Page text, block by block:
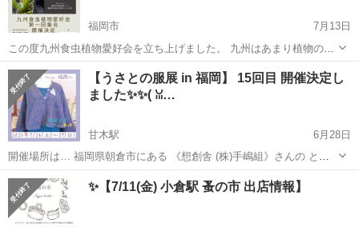
福岡市
7月13日
この度九州食虫植物愛好会を立ち上げました。 九州はあまり植物のイ
ベントがないのでこの機会に盛り上げていきたいと考えています。 第
一回集会を開催しますのでご案内を掲載します。 会員を対象とした集
会ですので、興味のある方はぜひ連...
福岡 福岡市 展示会 九州
【うさとの服展 in 福岡】 15回目 開催決定し
ました✨✨(⁠ ⁠ꈍ⁠…
甘木駅
6月28日
開催場所は… 福岡県朝倉市にある 《想創舎 (株)手嶋組》さんの とっ
ても素敵なモデルハウスです✨️✨️ @sososya_
https://www.instagram.com/sososya_?igsh=bGpnNmY3...
福岡 朝倉市 甘木駅 展示会 ミネラル
✨【7/11(金) 小倉駅 蚤の市 出店情報】